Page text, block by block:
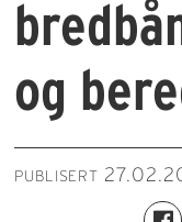
og
PUBLISERT